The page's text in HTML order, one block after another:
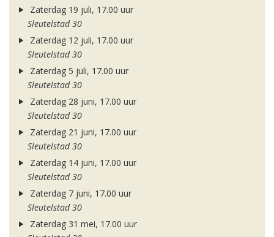
Zaterdag 19 juli, 17.00 uur
Sleutelstad 30
Zaterdag 12 juli, 17.00 uur
Sleutelstad 30
Zaterdag 5 juli, 17.00 uur
Sleutelstad 30
Zaterdag 28 juni, 17.00 uur
Sleutelstad 30
Zaterdag 21 juni, 17.00 uur
Sleutelstad 30
Zaterdag 14 juni, 17.00 uur
Sleutelstad 30
Zaterdag 7 juni, 17.00 uur
Sleutelstad 30
Zaterdag 31 mei, 17.00 uur